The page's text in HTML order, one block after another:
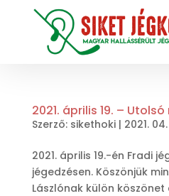
2021. április 19. –
Szerző: sikethoki| 2021. 04.
2021. április 19.-én Fradi
jégedzésen. Köszönjük
Lászlónak külön köszönet